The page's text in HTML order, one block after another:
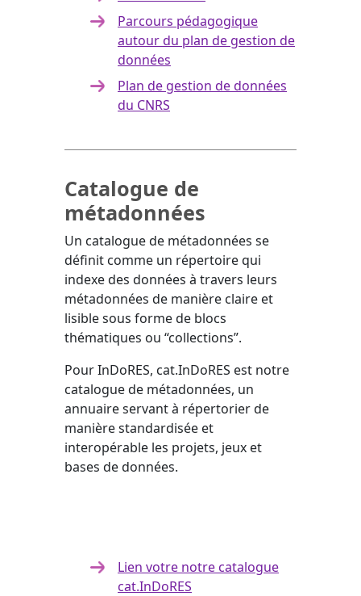
Parcours pédagogique
autour du plan de gestion de
données
Plan de gestion de données
du CNRS
Catalogue de
métadonnées
Un catalogue de métadonnées se
définit comme un répertoire qui
indexe des données à travers leurs
métadonnées de manière claire et
lisible sous forme de blocs
thématiques ou “collections”.
Pour InDoRES, cat.InDoRES est notre
catalogue de métadonnées, un
annuaire servant à répertorier de
manière standardisée et
interopérable les projets, jeux et
bases de données.
Lien votre notre catalogue
cat.InDoRES